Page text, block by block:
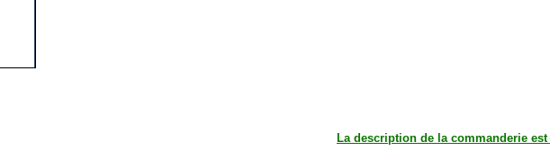
La description de la commanderie